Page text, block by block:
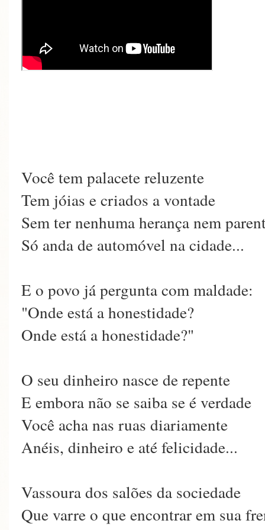
Você tem palacete reluzente
Tem jóias e criados a vontade
Sem ter nenhuma herança nem
Só anda de automóvel na cidade...
E o povo já pergunta com maldade:
"Onde está a honestidade?
Onde está a honestidade?"
O seu dinheiro nasce de repente
E embora não se saiba se é verdade
Você acha nas ruas diariamente
Anéis, dinheiro e até felicidade...
Vassoura dos salões da sociedade
Que varre o que encontrar em sua